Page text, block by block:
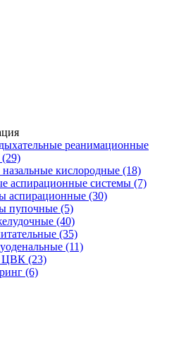
реанимационные
(29)
кислородные (18)
аспирационные системы (7)
аспирационные (30)
пупочные (5)
(40)
(35)
(11)
ЦВК (23)
(6)